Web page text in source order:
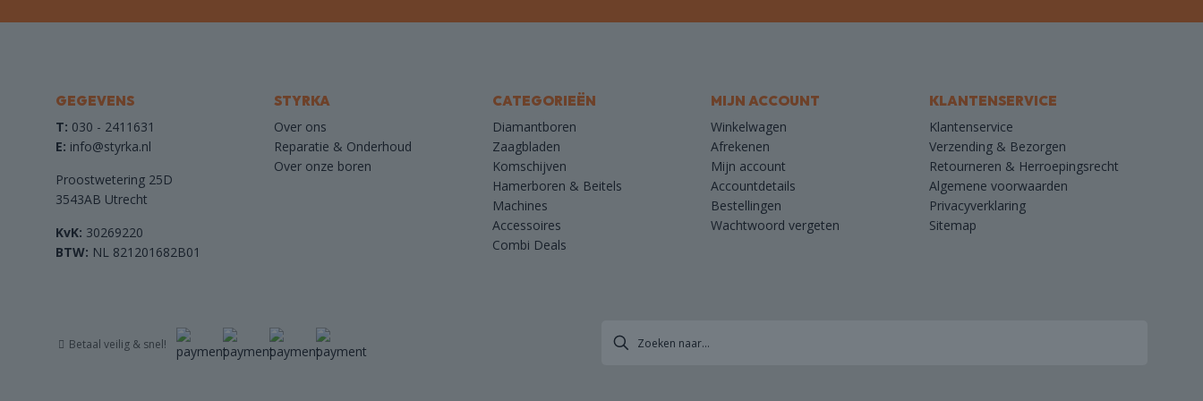
GEGEVENS
T: 030 - 2411631
E: info@styrka.nl
Proostwetering 25D
3543AB Utrecht
KvK: 30269220
BTW: NL 821201682B01
STYRKA
Over ons
Reparatie & Onderhoud
Over onze boren
CATEGORIEËN
Diamantboren
Zaagbladen
Komschijven
Hamerboren & Beitels
Machines
Accessoires
Combi Deals
MIJN ACCOUNT
Winkelwagen
Afrekenen
Mijn account
Accountdetails
Bestellingen
Wachtwoord vergeten
KLANTENSERVICE
Klantenservice
Verzending & Bezorgen
Retourneren & Herroepingsrecht
Algemene voorwaarden
Privacyverklaring
Sitemap
Betaal veilig & snel!